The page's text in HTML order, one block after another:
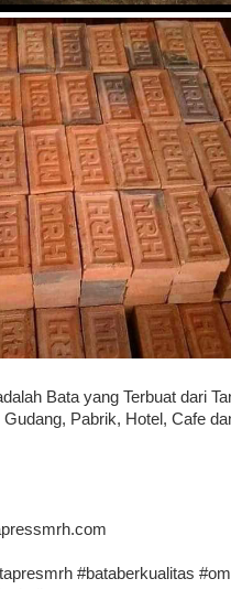
Bata yang Terbuat dari
Pabrik, Hotel, Cafe
#bataberkualitas